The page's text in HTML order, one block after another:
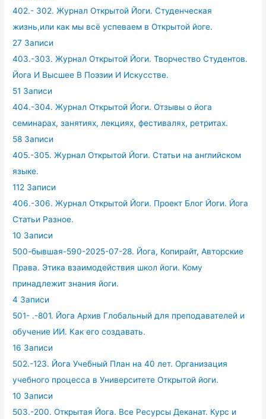
402.- 302. Журнал Открытой Йоги. Студенческая
жизнь,или как мы всё успеваем в Открытой йоге.
27 Записи
403.-303. Журнал Открытой Йоги. Творчество Студентов.
Йога И Высшее В Поэзии И Искусстве.
51 Записи
404.-304. Журнал Открытой Йоги. Отзывы о йога
семинарах, занятиях, лекциях, фестивалях, ретритах.
58 Записи
405.-305. Журнал Открытой Йоги. Статьи на английском
языке.
112 Записи
406.-306. Журнал Открытой Йоги. Проект Блог Йоги. Йога
Статьи Разное.
10 Записи
500-бывшая-590-2025-07-28. Йога, Копирайт, Авторские
Права. Этика взаимодействия школ йоги. Кому
принадлежит знания йоги.
4 Записи
501- .-801. Йога Архив Глобальный для преподавателей и
обучение ИИ. Как его создавать.
16 Записи
502.-123. Йога Учебный План на 40 лет. Организация
учебного процесса в Университете Открытой йоги.
10 Записи
503.-200. Открытая Йога. Все Ресурсы Деканат. Курс и